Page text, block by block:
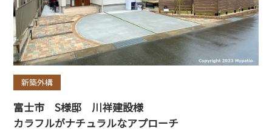
新築外構
富士市 S様邸 川祥建設様
カラフルがナチュラルなアプローチ